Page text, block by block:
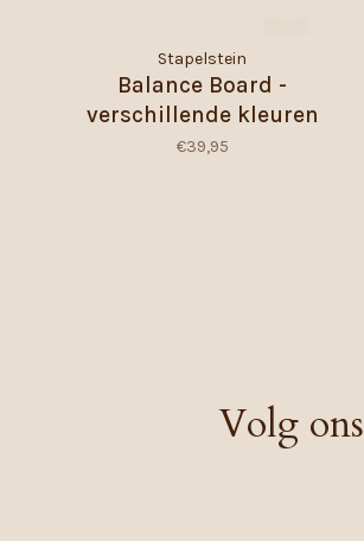
Stapelstein
Balance Board -
verschillende kleuren
€39,95
Volg ons